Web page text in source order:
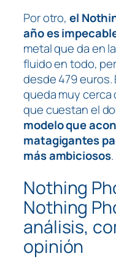
Por otro, el
año es
metal que da en
fluido en todo,
desde 479 euros.
queda muy cerca
que cuestan el
modelo que
matagigantes
más ambiciosos.
Nothing
Nothing
análisis,
opinión